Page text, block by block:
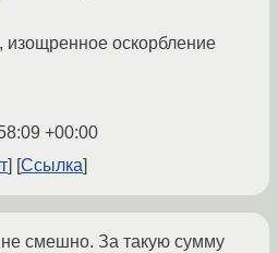
изощренное оскорбление
+00:00
Ссылка
смешно. За такую сумму